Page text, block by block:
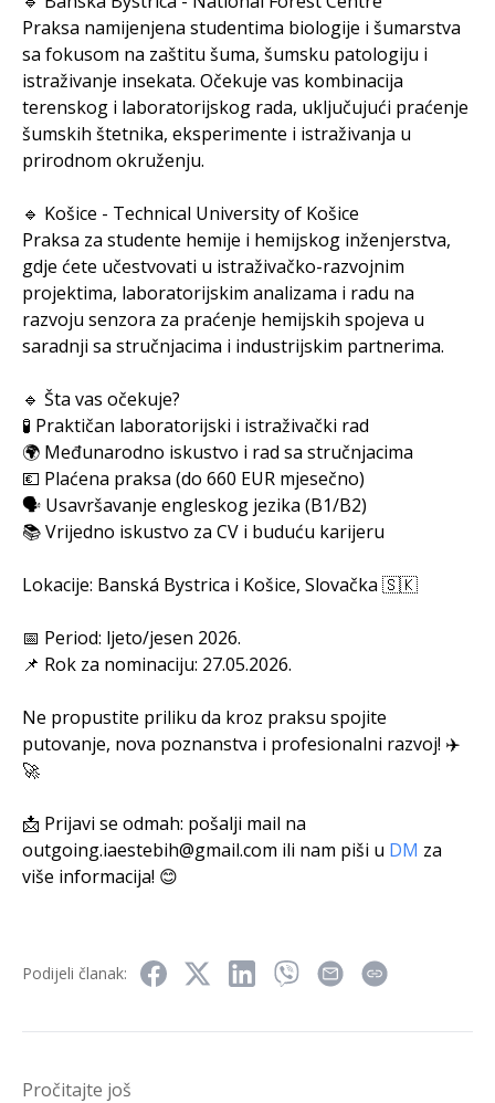
Praksa namijenjena studentima biologije i šumarstva
sa fokusom na zaštitu šuma, šumsku patologiju i
istraživanje insekata. Očekuje vas kombinacija
terenskog i laboratorijskog rada, uključujući praćenje
šumskih štetnika, eksperimente i istraživanja u
prirodnom okruženju.
🔹 Košice - Technical University of Košice
Praksa za studente hemije i hemijskog inženjerstva,
gdje ćete učestvovati u istraživačko-razvojnim
projektima, laboratorijskim analizama i radu na
razvoju senzora za praćenje hemijskih spojeva u
saradnji sa stručnjacima i industrijskim partnerima.
🔹 Šta vas očekuje?
🧪 Praktičan laboratorijski i istraživački rad
🌍 Međunarodno iskustvo i rad sa stručnjacima
💶 Plaćena praksa (do 660 EUR mjesečno)
🗣️ Usavršavanje engleskog jezika (B1/B2)
📚 Vrijedno iskustvo za CV i buduću karijeru
Lokacije: Banská Bystrica i Košice, Slovačka 🇸🇰
📅 Period: ljeto/jesen 2026.
📌 Rok za nominaciju: 27.05.2026.
Ne propustite priliku da kroz praksu spojite
putovanje, nova poznanstva i profesionalni razvoj! ✈️
🚀
📩 Prijavi se odmah: pošalji mail na
outgoing.iaestebih@gmail.com ili nam piši u DM za
više informacija! 😊
Podijeli članak:
Pročitajte još